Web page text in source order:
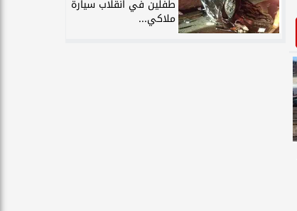
طفلين في انقلاب سيارة
ملاكي...